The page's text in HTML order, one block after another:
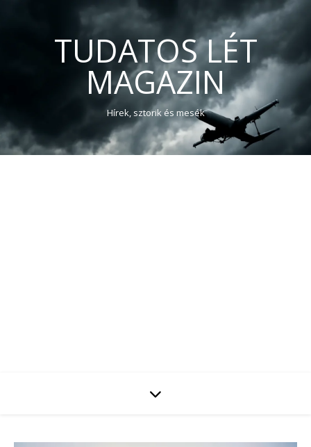
TUDATOS LÉT
MAGAZIN
Hírek, sztorik és mesék